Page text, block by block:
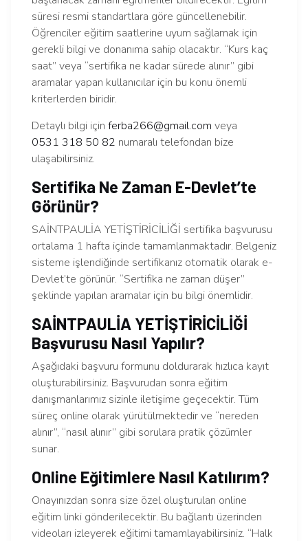
süresi resmi standartlara göre güncellenebilir.
Öğrenciler eğitim saatlerine uyum sağlamak için
gerekli bilgi ve donanıma sahip olacaktır. “Kurs kaç
saat” veya “sertifika ne kadar sürede alınır” gibi
aramalar yapan kullanıcılar için bu konu önemli
kriterlerden biridir.
Detaylı bilgi için ferba266@gmail.com veya
0531 318 50 82 numaralı telefondan bize
ulaşabilirsiniz.
Sertifika Ne Zaman E-Devlet’te
Görünür?
SAİNTPAULİA YETİŞTİRİCİLİĞİ sertifika başvurusu
ortalama 1 hafta içinde tamamlanmaktadır. Belgeniz
sisteme işlendiğinde sertifikanız otomatik olarak e-
Devlet’te görünür. “Sertifika ne zaman düşer”
şeklinde yapılan aramalar için bu bilgi önemlidir.
SAİNTPAULİA YETİŞTİRİCİLİĞİ
Başvurusu Nasıl Yapılır?
Aşağıdaki başvuru formunu doldurarak hızlıca kayıt
oluşturabilirsiniz. Başvurudan sonra eğitim
danışmanlarımız sizinle iletişime geçecektir. Tüm
süreç online olarak yürütülmektedir ve “nereden
alınır”, “nasıl alınır” gibi sorulara pratik çözümler
sunar.
Online Eğitimlere Nasıl Katılırım?
Onayınızdan sonra size özel oluşturulan online
eğitim linki gönderilecektir. Bu bağlantı üzerinden
videoları izleyerek eğitimi tamamlayabilirsiniz. “Halk